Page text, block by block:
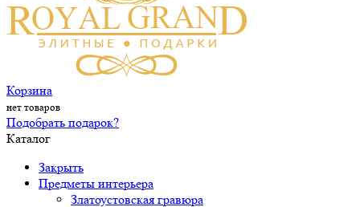
Корзина
нет товаров
Подобрать подарок?
Каталог
Закрыть
Предметы интерьера
Златоустовская гравюра